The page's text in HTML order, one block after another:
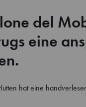
del
eine
hat eine